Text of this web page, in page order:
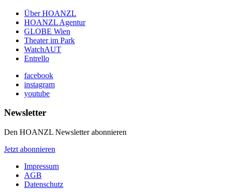
Über HOANZL
HOANZL Agentur
GLOBE Wien
Theater im Park
WatchAUT
Entrello
facebook
instagram
youtube
Newsletter
Den HOANZL Newsletter abonnieren
Jetzt abonnieren
Impressum
AGB
Datenschutz